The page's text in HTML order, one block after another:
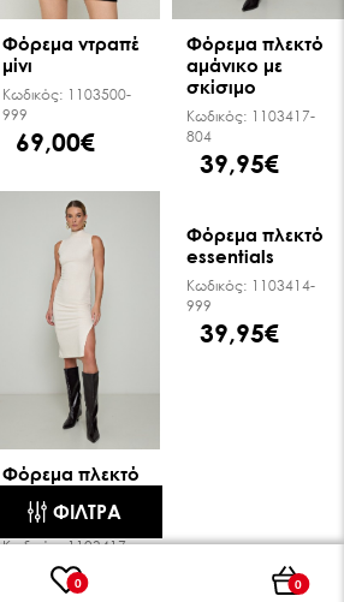
0 0
ΦΊΛΤΡΑ
Φόρεμα ντραπέ
μίνι
Κωδικός: 1103500-
999
69,00€
Φόρεμα πλεκτό
αμάνικο με
σκίσιμο
Κωδικός: 1103417-
804
39,95€
Φόρεμα πλεκτό
σκίσιμο
Κωδικός: 1103417-
39,95€
999
39,95€